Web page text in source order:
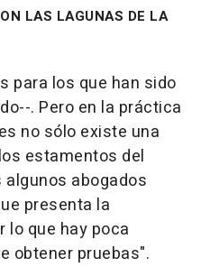
LAS LAGUNAS DE LA
para los que han sido
. Pero en la práctica
no sólo existe una
estamentos del
algunos abogados
presenta la
lo que hay poca
obtener pruebas".